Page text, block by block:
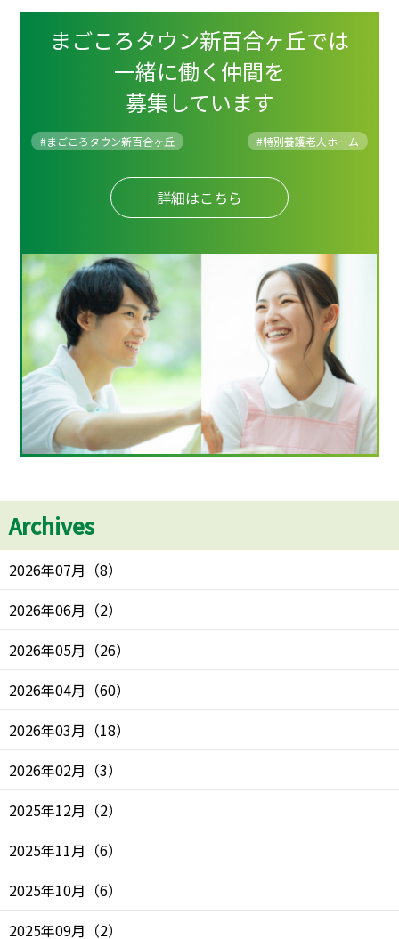
まごころタウン新百合ヶ丘では
一緒に働く仲間を
募集しています
#まごころタウン新百合ヶ丘 #特別養護老人ホーム
詳細はこちら
Archives
2026年07月 （8）
2026年06月 （2）
2026年05月 （26）
2026年04月 （60）
2026年03月 （18）
2026年02月 （3）
2025年12月 （2）
2025年11月 （6）
2025年10月 （6）
2025年09月 （2）